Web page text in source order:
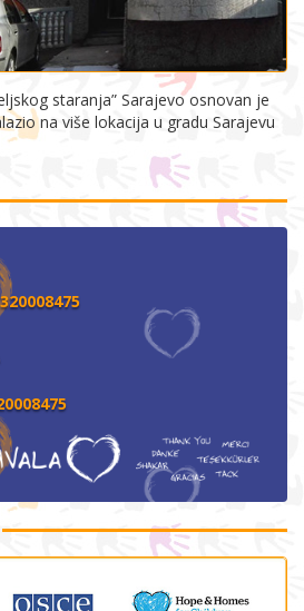
staranja” Sarajevo osnovan je
na više lokacija u gradu Sarajevu